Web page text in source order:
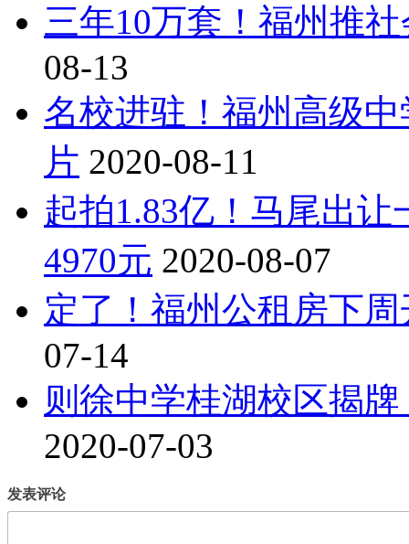
三年10万套！福州推
08-13
名校进驻！福州高级
片 2020-08-11
起拍1.83亿！马尾出
4970元 2020-08-07
定了！福州公租房下
07-14
则徐中学桂湖校区揭
2020-07-03
发表评论